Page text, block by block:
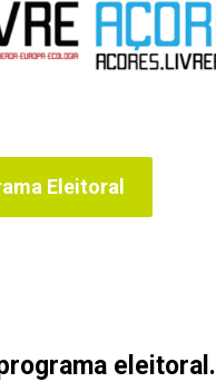
Eleitoral
eleitoral.